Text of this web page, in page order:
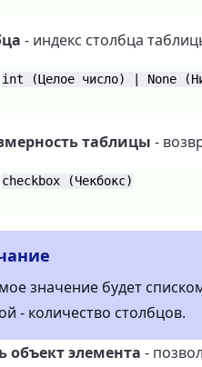
- индекс столбца
int (Целое число) | None
таблицы -
checkbox (Чекбокс)
значение будет
- количество столбцов.
объект элемента -